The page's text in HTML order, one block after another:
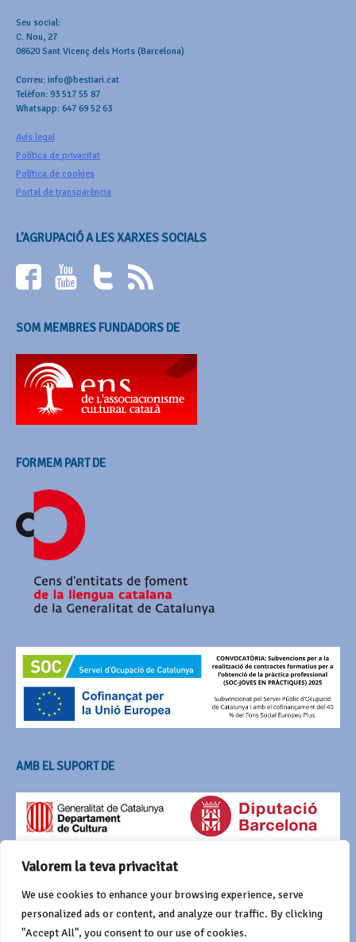
Valorem la teva privacitat
We use cookies to enhance your browsing experience, serve
personalized ads or content, and analyze our traffic. By clicking
"Accept All", you consent to our use of cookies.
Seu social:
C. Nou, 27
08620 Sant Vicenç dels Horts (Barcelona)
Correu: info@bestiari.cat
Telèfon: 93 517 55 87
Whatsapp: 647 69 52 63
Avís legal
Política de privacitat
Política de cookies
Portal de transparència
L’AGRUPACIÓ A LES XARXES SOCIALS
SOM MEMBRES FUNDADORS DE
FORMEM PART DE
AMB EL SUPORT DE